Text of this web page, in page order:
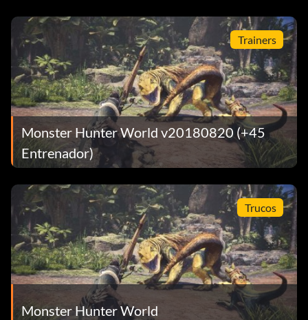
Trainers
Monster Hunter World v20180820 (+45
Entrenador)
Trucos
Monster Hunter World